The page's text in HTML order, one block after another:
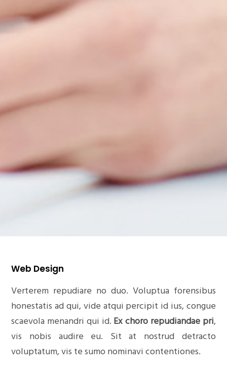
Web Design
Verterem repudiare no duo. Voluptua forensibus
honestatis ad qui, vide atqui percipit id ius, congue
scaevola menandri qui id. Ex choro repudiandae pri,
vis nobis audire eu. Sit at nostrud detracto
voluptatum, vis te sumo nominavi contentiones.